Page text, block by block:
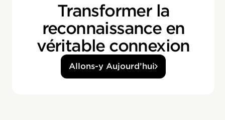
Transformer la
reconnaissance en
véritable connexion
Allons-y Aujourd’hui